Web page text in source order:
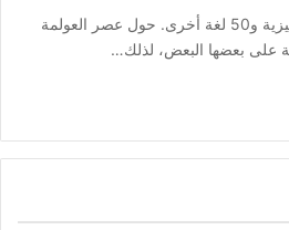
أسهل تطبيق لتعلم اللغة الإنجليزية و50 لغة أخرى. حول عصر العولمة
على بعضها البعض، لذلك…